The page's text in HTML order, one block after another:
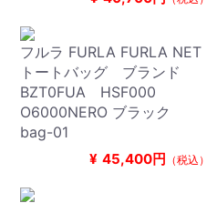
フルラ FURLA FURLA NET
トートバッグ ブランド
BZT0FUA HSF000
O6000NERO ブラック
bag-01
¥ 45,400円 （税込）